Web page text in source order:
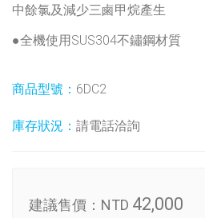
中餘氯及減少三鹵甲烷產生
●全機使用SUS304不鏽鋼材質
商品型號： 6DC2
庫存狀況： 請電話洽詢
建議售價： NTD 42,000